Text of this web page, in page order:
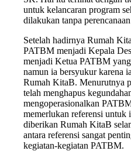
untuk kelancaran program
dilakukan tanpa
Setelah hadirnya Rumah
PATBM menjadi Kepala
menjadi Ketua PATBM
namun ia bersyukur karena
Rumah KitaB. Menurutnya
telah menghapus
mengoperasionalkan
memerlukan referensi
diberikan Rumah KitaB
antara referensi sangat
kegiatan-kegiatan PATBM.